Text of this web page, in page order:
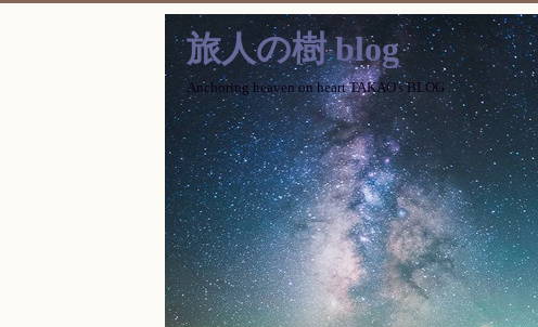
旅人の樹 blog
Anchoring heaven on heart TAKAO's BLOG